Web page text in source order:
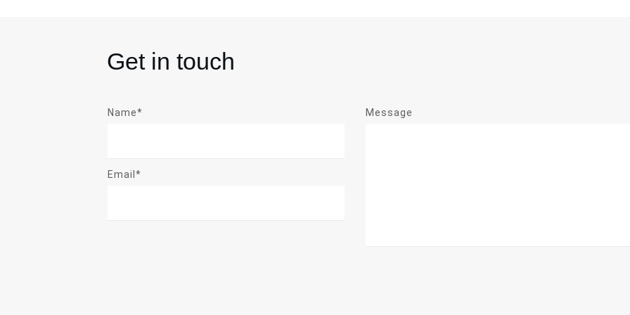
Get in touch
Name*
Email*
Message